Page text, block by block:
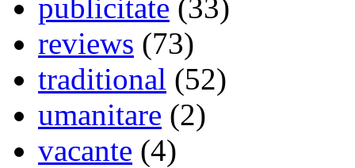
publicitate (33)
reviews (73)
traditional (52)
umanitare (2)
vacante (4)